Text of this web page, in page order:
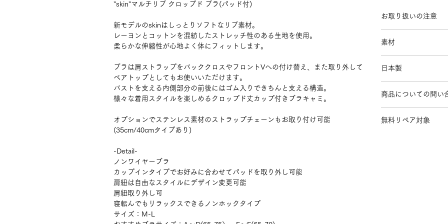
"skin"マルチリブ クロップド ブラ(パッド付)
新モデルのskinはしっとりソフトなリブ素材。
レーヨンとコットンを混紡したストレッチ性のある生地を使用。
柔らかな伸縮性が心地よく体にフィットします。
ブラは肩ストラップをバッククロスやフロントVへの付け替え、また取り外して
ベアトップとしてもお使いいただけます。
バストを支える内側部分の前後にはゴム入りできちんと支える構造。
様々な着用スタイルを楽しめるクロップド丈カップ付きブラキャミ。
オプションでステンレス素材のストラップチェーンもお取り付け可能
(35cm/40cmタイプあり)
-Detail-
ノンワイヤーブラ
カップインタイプでお好みに合わせてパッドを取り外し可能
肩紐は自由なスタイルにデザイン変更可能
肩紐取り外し可
寝転んでもリラックスできるノンホックタイプ
サイズ：M-L
お取り扱いの注意
の手洗いをおすす
カップインのも
ッドを取り外して
漂白剤入りの洗
乾燥機はご使用
※skinシリーズは生
素材
Cotton 45%
Polyurethane 10%
【Lining】
日本製
商品についての問い
無料リペア対象